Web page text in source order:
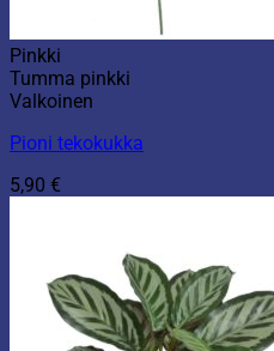
Pinkki
Tumma pinkki
Valkoinen
Pioni tekokukka
5,90 €